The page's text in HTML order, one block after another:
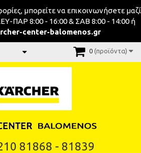
μπορείτε να επικοινωνήσeτε μαζί
ΠΑΡ 8:00 - 16:00 & ΣΑΒ 8:00 - 14:00 ή
center-balomenos.gr
0 (προϊόντα)
81868 - 81839